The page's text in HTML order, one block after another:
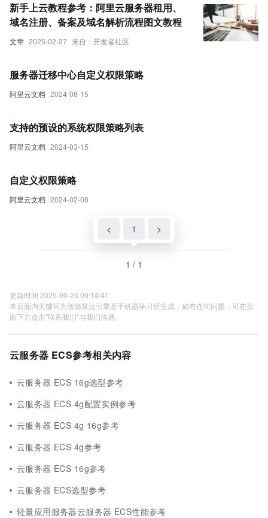
文章 2025-02-27 来自：开发者社区
新手上云教程参考：阿里云服务器租用、
域名注册、备案及域名解析流程图文教程
阿里云文档 2024-08-15
服务器迁移中心自定义权限策略
阿里云文档 2024-03-15
支持的预设的系统权限策略列表
阿里云文档 2024-02-08
自定义权限策略
< 1 >
1 / 1
更新时间 2025-09-25 09:14:41
本页面内关键词为智能算法引擎基于机器学习所生成，如有任何问题，可在页
面下方点击"联系我们"与我们沟通。
云服务器 ECS参考相关内容
云服务器 ECS 16g选型参考
云服务器 ECS 4g配置实例参考
云服务器 ECS 4g 16g参考
云服务器 ECS 4g参考
云服务器 ECS 16g参考
云服务器 ECS选型参考
轻量应用服务器云服务器 ECS性能参考